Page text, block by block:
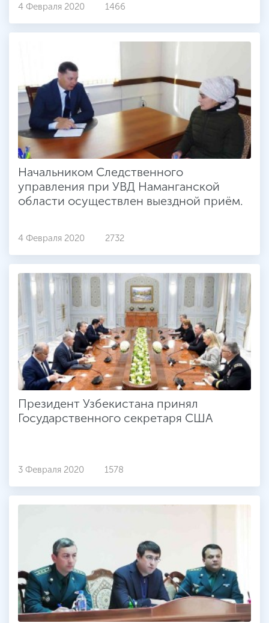
4 Февраля 2020 1466
Начальником Следственного
управления при УВД Наманганской
области осуществлен выездной приём.
4 Февраля 2020 2732
Президент Узбекистана принял
Государственного секретаря США
3 Февраля 2020 1578